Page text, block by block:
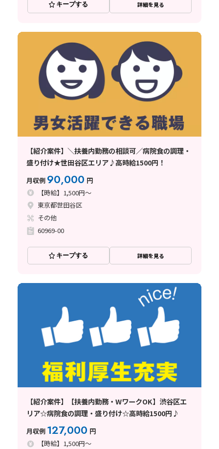
キープする 詳細を見る
【紹介案件】＼扶養内勤務の相談可／病院食の調理・
盛り付け★世田谷区エリア♪高時給1500円！
月収例 90,000 円
【時給】1,500円～
東京都世田谷区
その他
60969-00
キープする 詳細を見る
【紹介案件】【扶養内勤務・WワークOK】渋谷区エ
リア☆病院食の調理・盛り付け☆高時給1500円♪
月収例 127,000 円
【時給】1,500円～